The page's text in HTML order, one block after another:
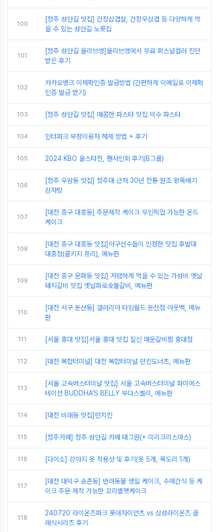
100
[청주 성안길 맛집] 간장삼겹살, 간장우삼겹 등 다양하게 먹
을 수 있는 성안길 노릇집
101
[청주 성안길 올리브영]올리브영에서 무료 퍼스널컬러 진단
받은 후기
102
카카오뱅크 이체확인증 발급방법 (간편하게 이메일로 이체확
인증 발급 받기)
103 [청주 성안길 맛집] 매콤한 파스타 맛집 덕수 파스타
104 인터파크 부정이용자 해제 방법 + 후기
105 2024 KBO 올스타전, 팬사인회 후기(B그룹)
106
[청주 우암동 맛집] 청주대 근처 30년 전통 원조 왕뚝배기
감자탕
107
[대전 중구 대흥동] 주문제작 케이크 무인픽업 가능한 온드
케이크
108
[대전 중구 대흥동 맛집]야구선수들이 인정한 맛집 후발대
대흥점(콜키지 프리), 메뉴판
109
[대전 중구 문화동 맛집] 저렴하게 먹을 수 있는 가성비 옛날
돼지갈비 맛집 옛날화로숯불갈비, 메뉴판
110
[대전 서구 둔산동] 갤러리아 타임월드 둔산점 아웃백, 메뉴
판
111 [서울 홍대 맛집]서울 홍대 맛집 짚신 매운갈비찜 홍대점
112 [대전 복합터미널] 대전 복합터미널 던킨도너츠, 메뉴판
113
[서울 고속버스터미널 맛집] 서울 고속버스터미널 파미에스
테이션 BUDDHA'S BELLY 부다스벨리, 메뉴판
114 [대전 비래동 맛집]런치킨
115 [청주카페] 청주 성안길 카페 태그원(+ 미리크리스마스)
116 [다이소] 강아지 옷 착용샷 및 후기(옷 5개, 목도리 1개)
117
[대전 대덕구 송촌동] 반려동물 생일 케이크, 수제간식 등 케
이크 주문 제작 가능한 꼬리별펫케이크
118
240720 라이온즈파크 롯데자이언츠 vs 삼성라이온즈 클
래식시리즈 후기